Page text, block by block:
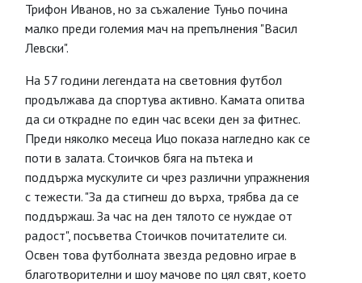
Трифон Иванов, но за съжаление Туньо почина
малко преди големия мач на препълнения "Васил
Левски".
На 57 години легендата на световния футбол
продължава да спортува активно. Камата опитва
да си открадне по един час всеки ден за фитнес.
Преди няколко месеца Ицо показа нагледно как се
поти в залата. Стоичков бяга на пътека и
поддържа мускулите си чрез различни упражнения
с тежести. "За да стигнеш до върха, трябва да се
поддържаш. За час на ден тялото се нуждае от
радост", посъветва Стоичков почитателите си.
Освен това футболната звезда редовно играе в
благотворителни и шоу мачове по цял свят, което